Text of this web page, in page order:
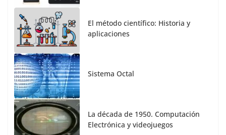
El método científico: Historia y
aplicaciones
Sistema Octal
La década de 1950. Computación
Electrónica y videojuegos